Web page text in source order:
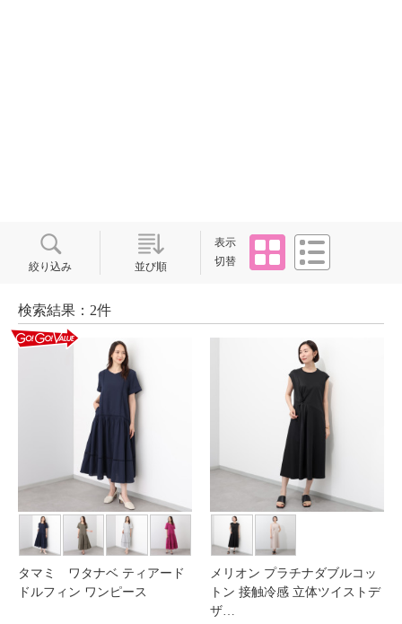
絞り込み 並び順
表示
切替
タイル
検索結果：2件
タマミ ワタナベ ティアード
ドルフィン ワンピース
メリオン プラチナダブルコッ
トン 接触冷感 立体ツイストデ
ザ…